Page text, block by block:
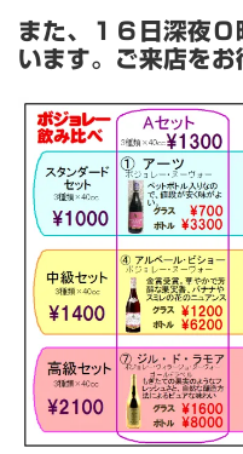
また、１６日深夜
います。ご来店をお